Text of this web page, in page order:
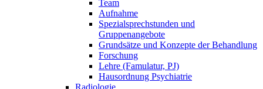
Team
Aufnahme
Spezialsprechstunden und
Gruppenangebote
Grundsätze und Konzepte der Behandlung
Forschung
Lehre (Famulatur, PJ)
Hausordnung Psychiatrie
Radiologie